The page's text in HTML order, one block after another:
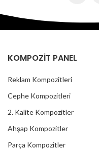
KOMPOZİT PANEL
Reklam Kompozitleri
Cephe Kompozitleri
2. Kalite Kompozitler
Ahşap Kompozitler
Parça Kompozitler